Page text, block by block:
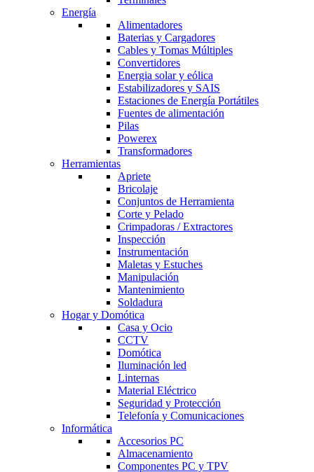
Energía
Alimentadores
Baterias y Cargadores
Cables y Tomas Múltiples
Convertidores
Energia solar y eólica
Estabilizadores y SAIS
Estaciones de Energía Portátiles
Fuentes de alimentación
Pilas
Powerex
Transformadores
Herramientas
Apriete
Bricolaje
Conjuntos de Herramienta
Corte y Pelado
Crimpadoras / Extractores
Inspección
Instrumentación
Maletas y Estuches
Manipulación
Mantenimiento
Soldadura
Hogar y Domótica
Casa y Ocio
CCTV
Domótica
Iluminación led
Linternas
Material Eléctrico
Seguridad y Protección
Telefonía y Comunicaciones
Informática
Accesorios PC
Almacenamiento
Componentes PC y TPV